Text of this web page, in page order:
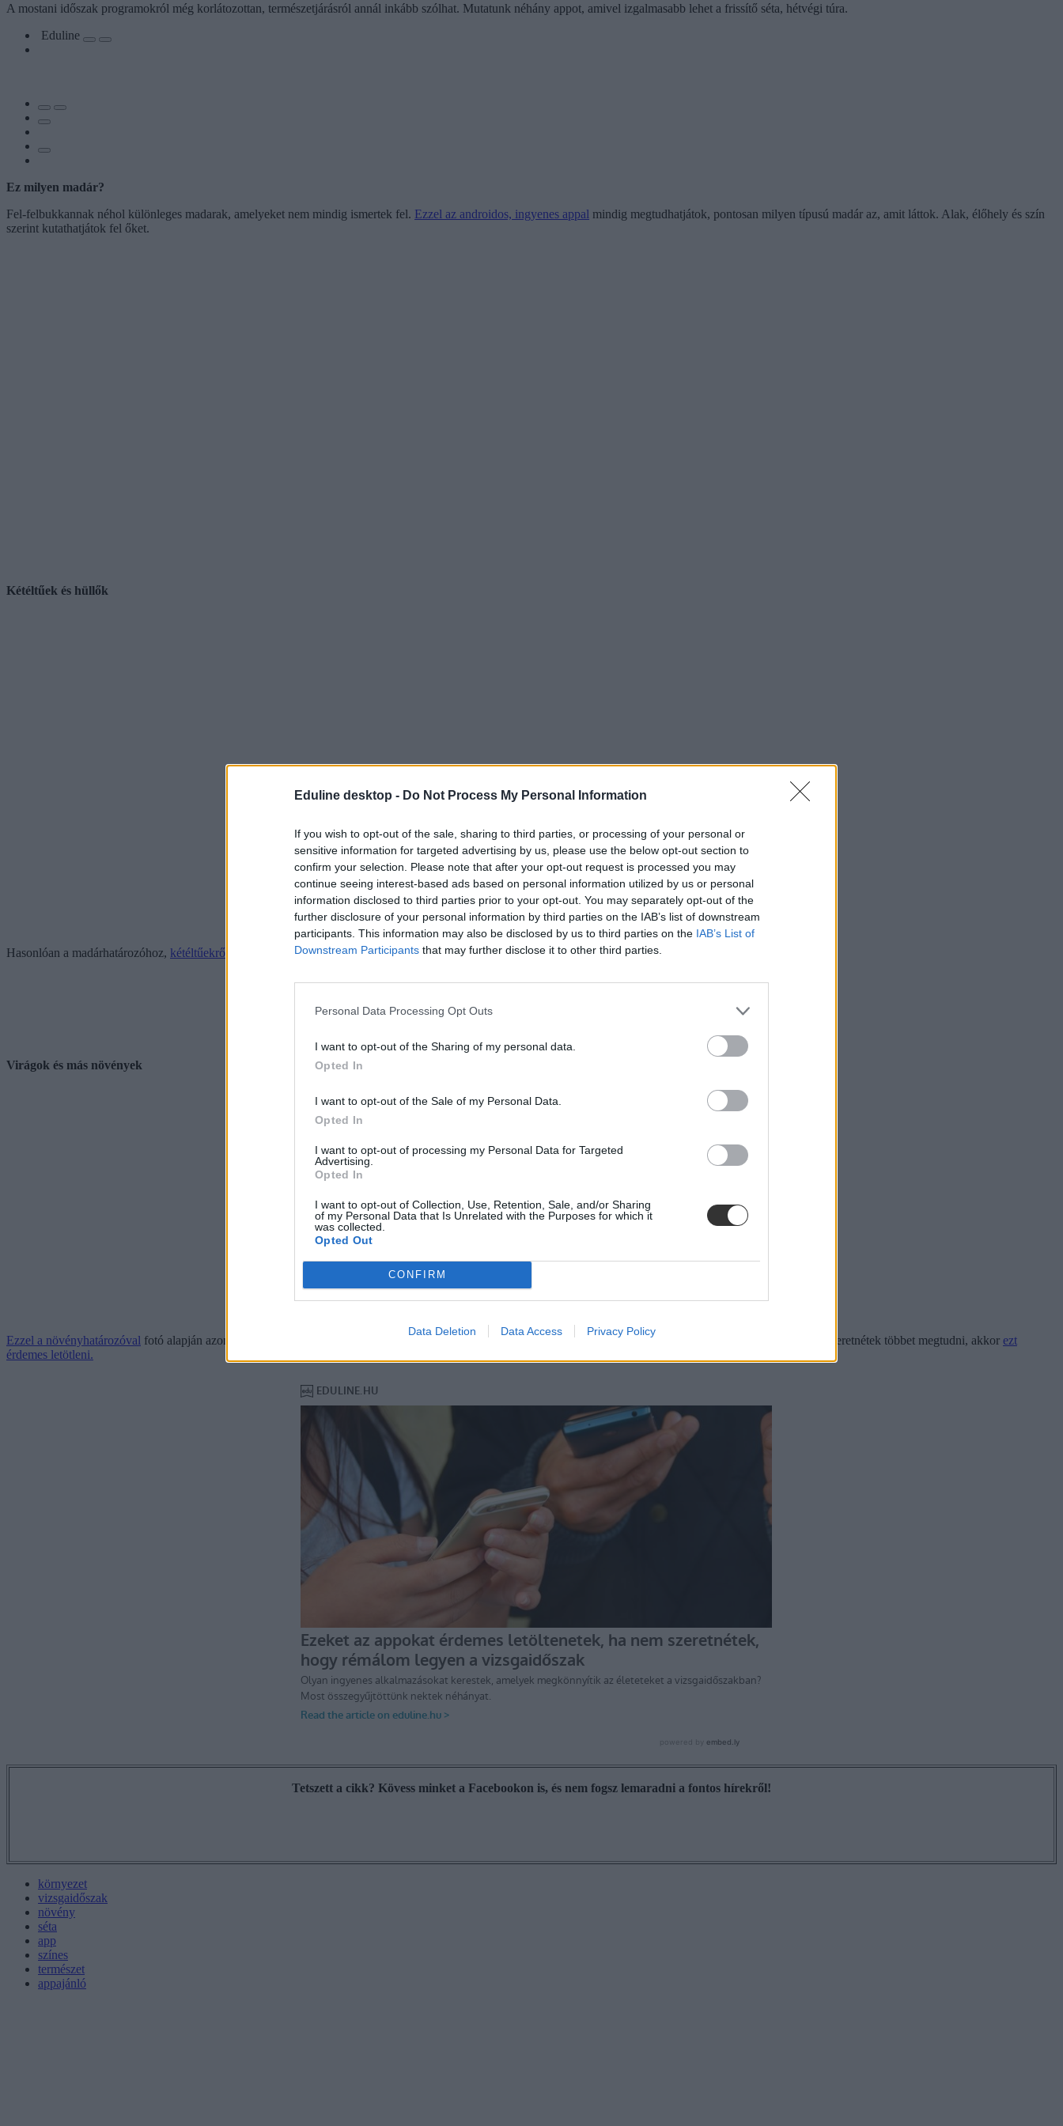
Eduline desktop - Do Not Process My Personal Information
If you wish to opt-out of the sale, sharing to third parties, or processing of your personal or
sensitive information for targeted advertising by us, please use the below opt-out section to
confirm your selection. Please note that after your opt-out request is processed you may
continue seeing interest-based ads based on personal information utilized by us or personal
information disclosed to third parties prior to your opt-out. You may separately opt-out of the
further disclosure of your personal information by third parties on the IAB’s list of downstream
participants. This information may also be disclosed by us to third parties on the IAB’s List of
Downstream Participants that may further disclose it to other third parties.
Personal Data Processing Opt Outs
I want to opt-out of the Sharing of my personal data.
Opted In
I want to opt-out of the Sale of my Personal Data.
Opted In
I want to opt-out of processing my Personal Data for Targeted
Advertising.
Opted In
I want to opt-out of Collection, Use, Retention, Sale, and/or Sharing
of my Personal Data that Is Unrelated with the Purposes for which it
was collected.
Opted Out
CONFIRM
Data Deletion Data Access Privacy Policy
A mostani időszak programokról még korlátozottan, természetjárásról annál inkább szólhat. Mutatunk néhány appot, amivel izgalmasabb lehet a frissítő séta, hétvégi túra.
Eduline
Ez milyen madár?
Fel-felbukkannak néhol különleges madarak, amelyeket nem mindig ismertek fel. Ezzel az androidos, ingyenes appal mindig megtudhatjátok, pontosan milyen típusú madár az, amit láttok. Alak, élőhely és szín
szerint kutathatjátok fel őket.
Kétéltűek és hüllők
Hasonlóan a madárhatározóhoz, kétéltűekről is készült már applikáció. Alak és szín alapján gyorsan megtalálhatjátok, ha érdekel, hogy milyen állattal álltok szemben.
Virágok és más növények
Ezzel a növényhatározóval fotó alapján azonosíthatjátok be az adott virágot, fát vagy bokrot, amire éppen kíváncsiak vagytok. Ha pedig kifejezetten csak virágokról szeretnétek többet megtudni, akkor ezt
érdemes letötleni.
Tetszett a cikk? Kövess minket a Facebookon is, és nem fogsz lemaradni a fontos hírekről!
környezet
vizsgaidőszak
növény
séta
app
színes
természet
appajánló